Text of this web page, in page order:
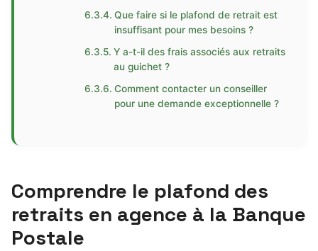
Que faire si le plafond de retrait est
insuffisant pour mes besoins ?
Y a-t-il des frais associés aux retraits
au guichet ?
Comment contacter un conseiller
pour une demande exceptionnelle ?
Comprendre le plafond des
retraits en agence à la Banque
Postale